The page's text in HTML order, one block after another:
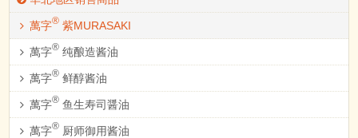
萬字® 紫MURASAKI
萬字® 纯酿造酱油
萬字® 鲜醇酱油
萬字® 鱼生寿司醤油
萬字® 厨师御用酱油